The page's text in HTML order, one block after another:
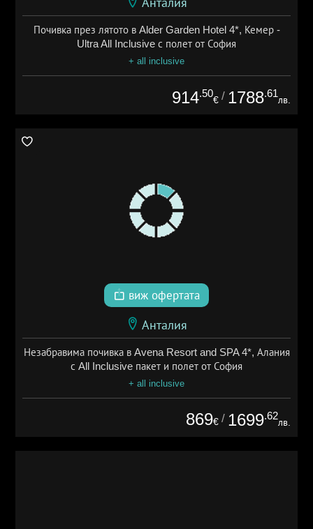
Почивка през лятото в Alder Garden Hotel 4*, Кемер -
Ultra All Inclusive с полет от София
+ all inclusive
914.50
€ / 1788.61
лв.
виж офертата
Анталия
Незабравима почивка в Avena Resort and SPA 4*, Алания
с All Inclusive пакет и полет от София
+ all inclusive
869€ / 1699.62
лв.